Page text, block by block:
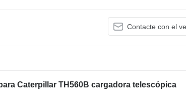
Contacte con el
Caterpillar TH560B cargadora telescópica